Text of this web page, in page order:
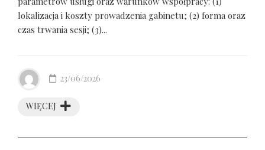
lokalizacja i koszty prowadzenia gabinetu; (2) forma oraz
czas trwania sesji; (3)...
WIĘCEJ
23/06/2026